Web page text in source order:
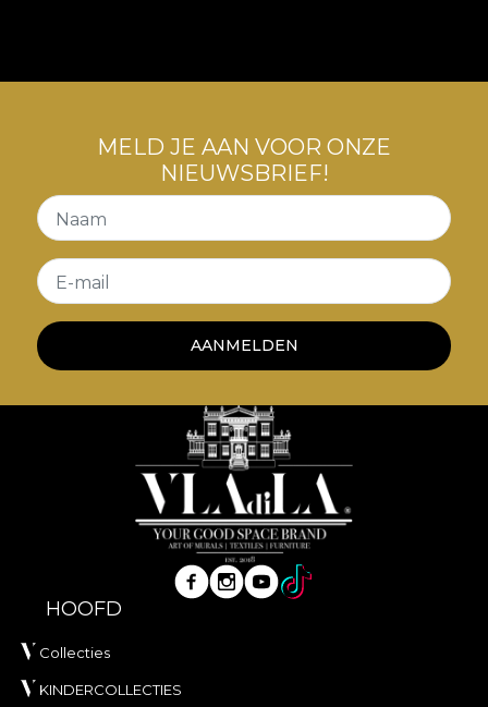
MELD JE AAN VOOR ONZE
NIEUWSBRIEF!
Naam
E-mail
AANMELDEN
HOOFD
Collecties
KINDERCOLLECTIES